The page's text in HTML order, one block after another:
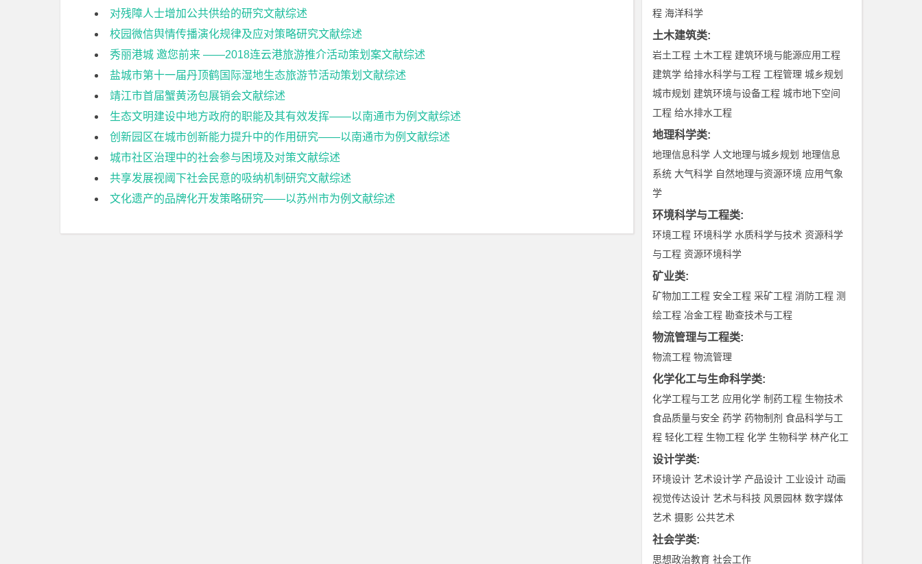
对残障人士增加公共供给的研究文献综述
校园微信舆情传播演化规律及应对策略研究文献综述
秀丽港城 邀您前来 ——2018连云港旅游推介活动策划案文献综述
盐城市第十一届丹顶鹤国际湿地生态旅游节活动策划文献综述
靖江市首届蟹黄汤包展销会文献综述
生态文明建设中地方政府的职能及其有效发挥——以南通市为例文献综述
创新园区在城市创新能力提升中的作用研究——以南通市为例文献综述
城市社区治理中的社会参与困境及对策文献综述
共享发展视阈下社会民意的吸纳机制研究文献综述
文化遗产的品牌化开发策略研究——以苏州市为例文献综述
程 海洋科学
土木建筑类:
岩土工程 土木工程 建筑环境与能源应用工程
建筑学 给排水科学与工程 工程管理 城乡规划
城市规划 建筑环境与设备工程 城市地下空间
工程 给水排水工程
地理科学类:
地理信息科学 人文地理与城乡规划 地理信息
系统 大气科学 自然地理与资源环境 应用气象
学
环境科学与工程类:
环境工程 环境科学 水质科学与技术 资源科学
与工程 资源环境科学
矿业类:
矿物加工工程 安全工程 采矿工程 消防工程 测
绘工程 冶金工程 勘查技术与工程
物流管理与工程类:
物流工程 物流管理
化学化工与生命科学类:
化学工程与工艺 应用化学 制药工程 生物技术
食品质量与安全 药学 药物制剂 食品科学与工
程 轻化工程 生物工程 化学 生物科学 林产化工
设计学类:
环境设计 艺术设计学 产品设计 工业设计 动画
视觉传达设计 艺术与科技 风景园林 数字媒体
艺术 摄影 公共艺术
社会学类:
思想政治教育 社会工作